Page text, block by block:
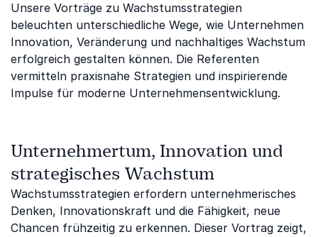
Unsere Vorträge zu Wachstumsstrategien
beleuchten unterschiedliche Wege, wie Unternehmen
Innovation, Veränderung und nachhaltiges Wachstum
erfolgreich gestalten können. Die Referenten
vermitteln praxisnahe Strategien und inspirierende
Impulse für moderne Unternehmensentwicklung.
Unternehmertum, Innovation und
strategisches Wachstum
Wachstumsstrategien erfordern unternehmerisches
Denken, Innovationskraft und die Fähigkeit, neue
Chancen frühzeitig zu erkennen. Dieser Vortrag zeigt,